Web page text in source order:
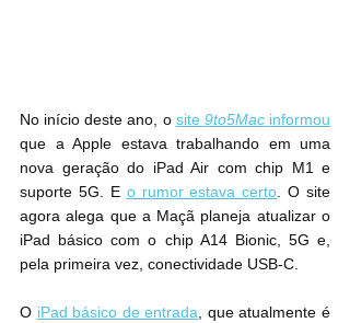
No início deste ano, o site 9to5Mac informou
que a Apple estava trabalhando em uma
nova geração do iPad Air com chip M1 e
suporte 5G. E o rumor estava certo . O site
agora alega que a Maçã planeja atualizar o
iPad básico com o chip A14 Bionic, 5G e,
pela primeira vez, conectividade USB-C.
O iPad básico de entrada , que atualmente é